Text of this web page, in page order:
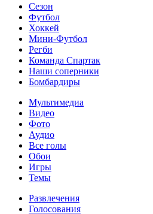
Сезон
Футбол
Хоккей
Мини-Футбол
Регби
Команда Спартак
Наши соперники
Бомбардиры
Мультимедиа
Видео
Фото
Аудио
Все голы
Обои
Игры
Темы
Развлечения
Голосования